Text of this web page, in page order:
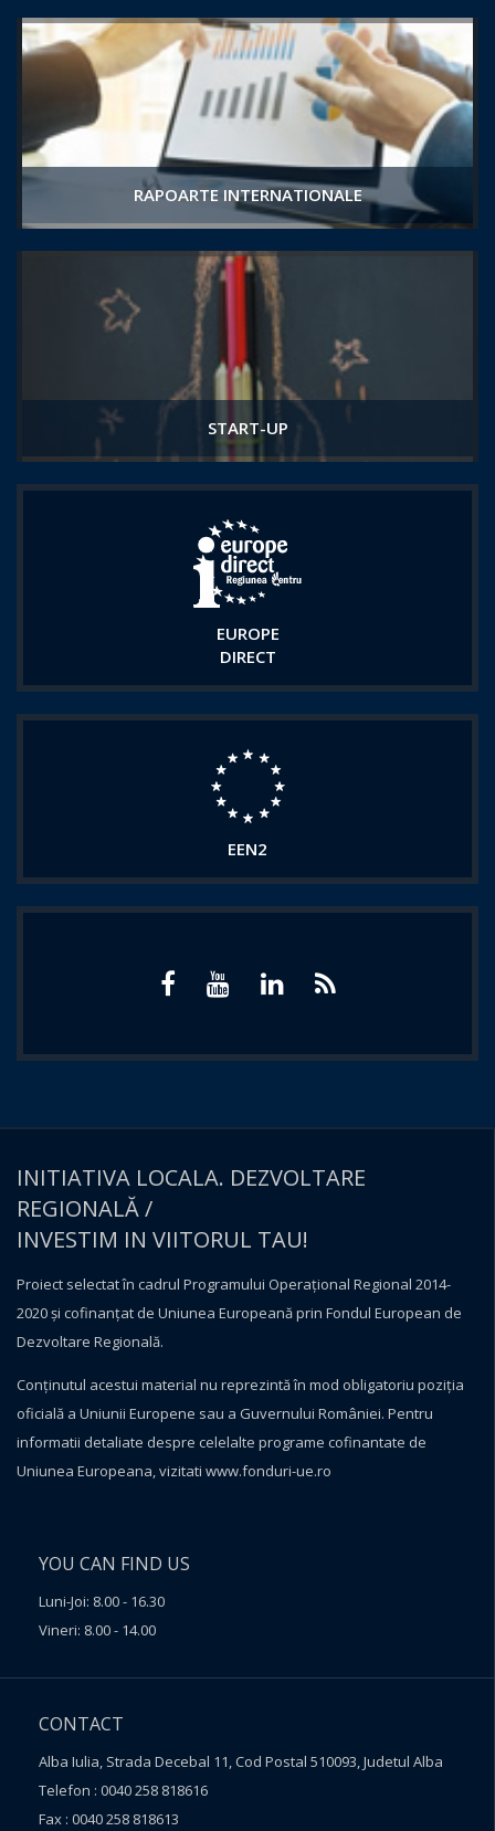
RAPOARTE INTERNATIONALE
START-UP
EUROPE
DIRECT
EEN2
INITIATIVA LOCALA. DEZVOLTARE
REGIONALĂ /
INVESTIM IN VIITORUL TAU!
Proiect selectat în cadrul Programului Operațional Regional 2014-
2020 și cofinanțat de Uniunea Europeană prin Fondul European de
Dezvoltare Regională.
Conţinutul acestui material nu reprezintă în mod obligatoriu poziţia
oficială a Uniunii Europene sau a Guvernului României. Pentru
informatii detaliate despre celelalte programe cofinantate de
Uniunea Europeana, vizitati www.fonduri-ue.ro
YOU CAN FIND US
Luni-Joi: 8.00 - 16.30
Vineri: 8.00 - 14.00
CONTACT
Alba Iulia, Strada Decebal 11, Cod Postal 510093, Judetul Alba
Telefon : 0040 258 818616
Fax : 0040 258 818613